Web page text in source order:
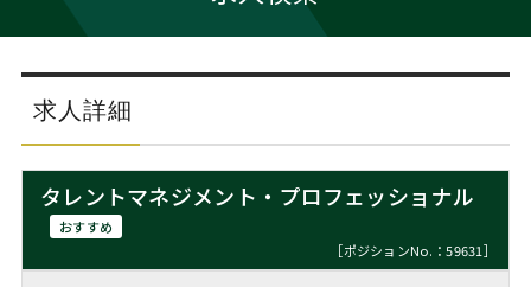
コンサ
サービス案内 キャリ
コンサルタントの紹介
キャリアデザイン講座
（最新求人市場動向）
MBAの
ステージ別アドバイス
MBAの転職事例
MBAからのFAQ
日本か
英文レジュメの書き方 パワー
職務経歴書の書き方
よくある面接Q&A集
“展”職相談室
転職市場の明日をよめ
転職成功への4つの鍵
ジョブフェア
キャリアデザインセミナー
キャリアフォーラム
沿革
主なクライアント
採用情報
求人詳細
タレントマネジメント・プロフェッショナル
おすすめ
［ポジションNo.：59631］